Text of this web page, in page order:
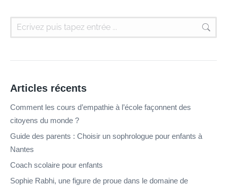
Articles récents
Comment les cours d’empathie à l’école façonnent des
citoyens du monde ?
Guide des parents : Choisir un sophrologue pour enfants à
Nantes
Coach scolaire pour enfants
Sophie Rabhi, une figure de proue dans le domaine de